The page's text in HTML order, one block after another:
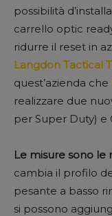
possibilità
carrello optic
ridurre il reset in
Langdon Tactical
quest’azienda che
realizzare due
per Super Duty) e
Le misure sono
cambia il profilo
pesante a basso
si possono